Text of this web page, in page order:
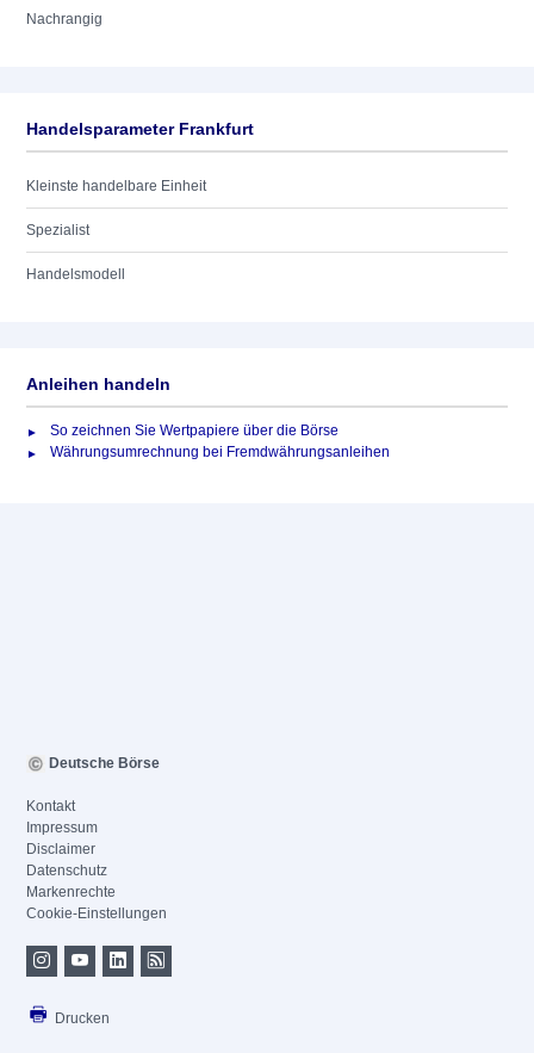
Nachrangig
Handelsparameter Frankfurt
Kleinste handelbare Einheit
Spezialist
Handelsmodell
Anleihen handeln
So zeichnen Sie Wertpapiere über die Börse
Währungsumrechnung bei Fremdwährungsanleihen
Deutsche Börse
Kontakt
Impressum
Disclaimer
Datenschutz
Markenrechte
Cookie-Einstellungen
Drucken